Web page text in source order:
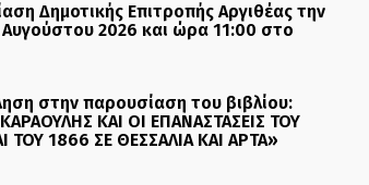
Δημοτικής Επιτροπής Αργιθέας την
Αυγούστου 2026 και ώρα 11:00 στο
στην παρουσίαση του βιβλίου:
ΚΑΙ ΟΙ ΕΠΑΝΑΣΤΑΣΕΙΣ ΤΟΥ
ΤΟΥ 1866 ΣΕ ΘΕΣΣΑΛΙΑ ΚΑΙ ΑΡΤΑ»